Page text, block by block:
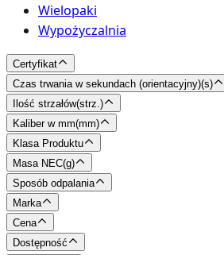
Wielopaki
Wypożyczalnia
Certyfikat
Czas trwania w sekundach (orientacyjny)(s)
Ilość strzałów(strz. )
Kaliber w mm(mm)
Klasa Produktu
Masa NEC(g)
Sposób odpalania
Marka
Cena
Dostępność